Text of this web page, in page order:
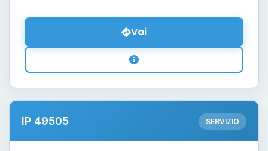
Vai
IP 49505 SERVIZIO